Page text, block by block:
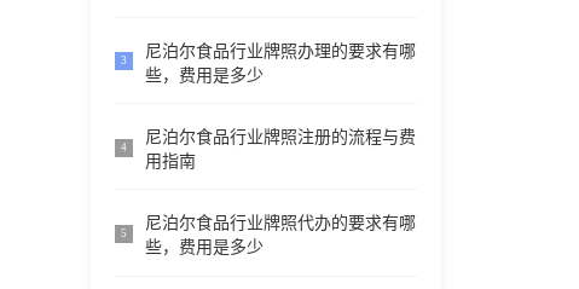
3
尼泊尔食品行业牌照办理的要求有哪
些，费用是多少
4
尼泊尔食品行业牌照注册的流程与费
用指南
5
尼泊尔食品行业牌照代办的要求有哪
些，费用是多少